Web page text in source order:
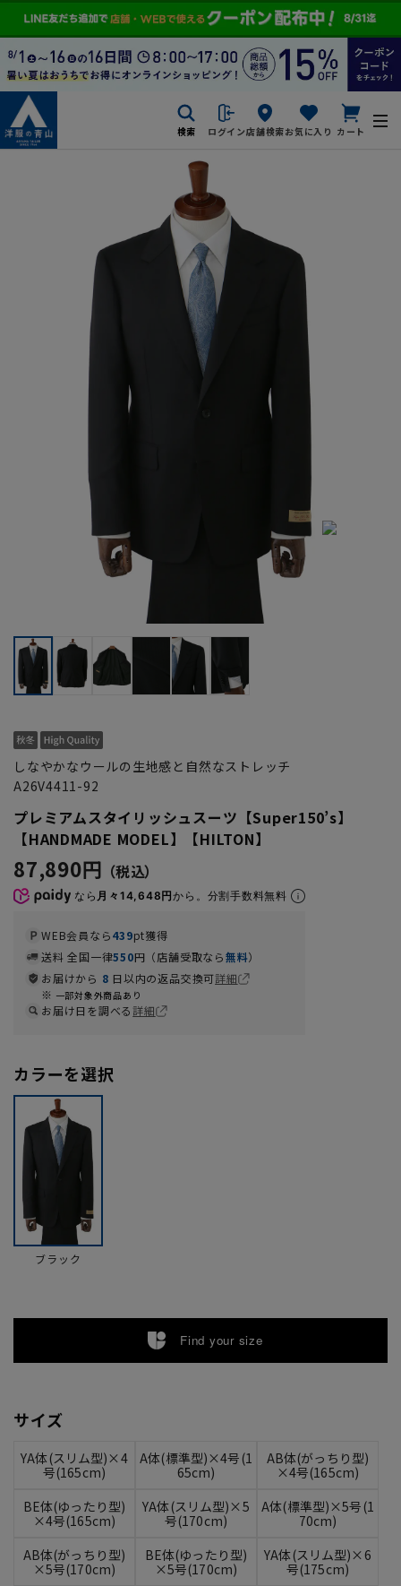
検索 ログイン店舗検索お気に入り カート
しなやかなウールの生地感と自然なストレッチ
A26V4411-92
プレミアムスタイリッシュスーツ【Super150’s】
【HANDMADE MODEL】【HILTON】
87,890円
なら 月々14,648円から。分割手数料無料
WEB会員なら439pt獲得
送料 全国一律550円（店舗受取なら無料）
お届けから 8 日以内の返品交換可詳細
一部対象外商品あり
お届け日を調べる詳細
カラーを選択
ブラック
Find your size
サイズ
YA体(スリム型)×4
号(165cm)
A体(標準型)×4号(1
65cm)
AB体(がっちり型)
×4号(165cm)
BE体(ゆったり型)
×4号(165cm)
YA体(スリム型)×5
号(170cm)
A体(標準型)×5号(1
70cm)
AB体(がっちり型)
×5号(170cm)
BE体(ゆったり型)
×5号(170cm)
YA体(スリム型)×6
号(175cm)